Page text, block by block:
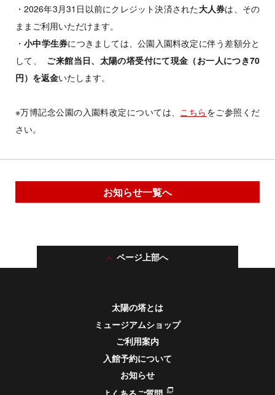
・2026年3月31日以前にクレジット決済された大人券は、その
ままご利用いただけます。
・小中学生券につきましては、公園入園料改定に伴う差額分と
して、 ご来館当日、太陽の塔受付にて現金（お一人につき70
円）を返金いたします。
※万博記念公園の入園料改定については、 こちら をご参照くだ
さい。
お知らせ一覧へ
ページ上部へ
太陽の塔とは
ミュージアムショップ
ご利用案内
入館予約について
お知らせ